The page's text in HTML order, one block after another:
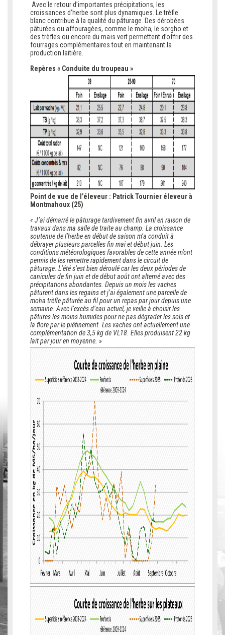
Avec le retour d’importantes précipitations, les
croissances d’herbe sont plus dynamiques. Le trèfle
blanc contribue à la qualité du pâturage. Des dérobées
pâturées ou affouragées, comme le moha, le sorgho et
des trèfles ou encore du maïs vert permettent d’offrir des
fourrages complémentaires tout en maintenant la
production laitière.
Repères « Conduite du troupeau »
Point de vue de l’éleveur : Patrick Tournier éleveur à
Montmahoux (25)
« J’ai démarré le pâturage tardivement fin avril en raison de
travaux dans ma salle de traite au champ. La croissance
soutenue de l’herbe en début de saison m’a conduit à
débrayer plusieurs parcelles fin mai et début juin. Les
conditions météorologiques favorables de cette année m’ont
permis de les remettre rapidement dans le circuit de
pâturage. L’été s’est bien déroulé car les deux périodes de
canicules de fin juin et de début août ont alterné avec des
précipitations abondantes. Depuis un mois les vaches
pâturent dans les regains et j’ai également une parcelle de
moha trèfle pâturée au fil pour un repas par jour depuis une
semaine. Avec l’excès d’eau actuel, je veille à choisir les
pâtures les moins humides pour ne pas dégrader les sols et
la flore par le piétinement. Les vaches ont actuellement une
complémentation de 3,5 kg de VL18. Elles produisent 22 kg
lait par jour en moyenne. »